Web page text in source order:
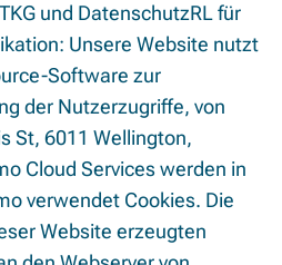
und DatenschutzRL für
Unsere Website nutzt
Software zur
der Nutzerzugriffe, von
St, 6011 Wellington,
Cloud Services werden in
verwendet Cookies. Die
Website erzeugten